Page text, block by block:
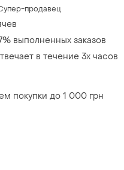
продавец
выполненных заказов
в течение 3х часов
покупки до 1 000 грн